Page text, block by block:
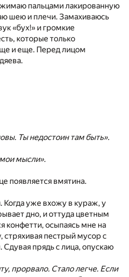
пальцами лакированную
шею и плечи. Замахиваюсь
«бух!» и громкие
которые только
и еще. Перед лицом
Ты недостоин там быть».
мысли».
появляется вмятина.
Когда уже вхожу в кураж, у
дно, и оттуда цветным
конфетти, осыпаясь мне на
пестрый мусор с
прядь с лица, опускаю
прорвало. Стало легче. Если